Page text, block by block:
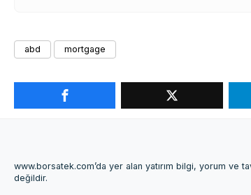
abd mortgage
www.borsatek.com’da yer alan yatırım bilgi, yorum ve
değildir.